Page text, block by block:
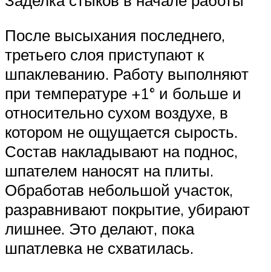
После высыхания последнего,
третьего слоя приступают к
шпаклеванию. Работу выполняют
при температуре +1° и больше и
относительно сухом воздухе, в
котором не ощущается сырость.
Состав накладывают на поднос,
шпателем наносят на плиты.
Обработав небольшой участок,
разравнивают покрытие, убирают
лишнее. Это делают, пока
шпатлевка не схватилась.